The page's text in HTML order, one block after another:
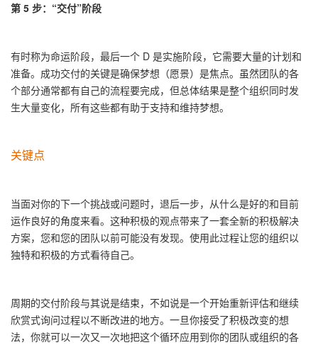
第 5 步： “交付”阶段
有时称为命运阶段，最后一个 D 是实施阶段，它需要大量的计划和
准备。成功交付的关键是确保梦想（愿景）是焦点。虽然团队的各
个部分通常都有自己的流程要完成，但总体结果是整个组织同时发
生大量变化，所有这些都有助于支持和维持梦想。
关键点
当面对你的下一个挑战或问题时，退后一步，从什么是好的和目前
运作良好的角度来看。这种积极的观点带来了一套全新的积极解决
方案，您和您的团队以前可能没有发现。使用此过程让您的组织以
独特和积极的方式看待自己。
周期的交付阶段与其说是结束，不如说是一个开始重新评估和继续
欣赏式询问过程以不断改进的地方。一旦你接受了积极改变的想
法，你就可以一次又一次地把这个循环应用到你的团队或组织的各